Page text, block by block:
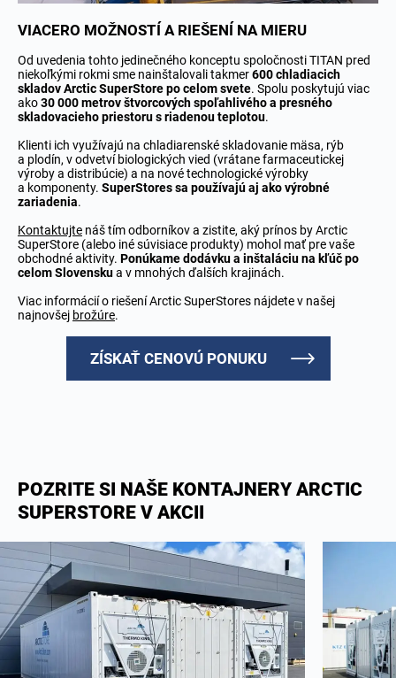
VIACERO MOŽNOSTÍ A RIEŠENÍ NA MIERU
Od uvedenia tohto jedinečného konceptu spoločnosti TITAN pred
niekoľkými rokmi sme nainštalovali takmer600 chladiacich
skladov Arctic SuperStore po celom svete. Spolu poskytujú viac
ako30 000 metrov štvorcových spoľahlivého a presného
skladovacieho priestoru s riadenou teplotou.
Klienti ich využívajú na chladiarenské skladovanie mäsa, rýb
a plodín, v odvetví biologických vied (vrátane farmaceutickej
výroby a distribúcie) a na nové technologické výrobky
a komponenty. SuperStores sa používajú aj ako výrobné
zariadenia.
Kontaktujte náš tím odborníkov a zistite, aký prínos by Arctic
SuperStore (alebo iné súvisiace produkty) mohol mať pre vaše
obchodné aktivity. Ponúkame dodávku a inštaláciu na kľúč po
celom Slovenskua v mnohých ďalších krajinách.
Viac informácií o riešení Arctic SuperStores nájdete v našej
najnovšej brožúre.
ZÍSKAŤ CENOVÚ PONUKU
POZRITE SI NAŠE KONTAJNERY ARCTIC
SUPERSTORE V AKCII